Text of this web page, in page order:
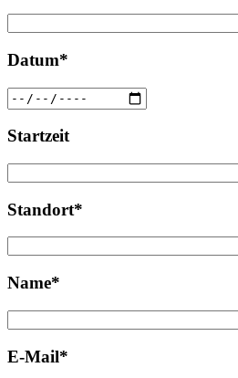
Datum*
Startzeit
Standort*
Name*
E-Mail*